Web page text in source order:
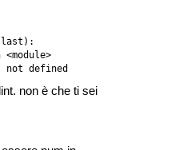
last):
<module>
non è che ti sei